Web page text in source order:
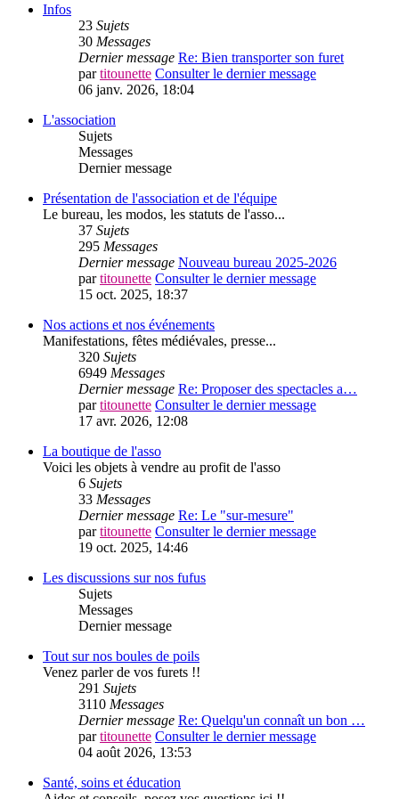
Infos
23 Sujets
30 Messages
Dernier message Re: Bien transporter son furet
partitounette Consulter le dernier message
06 janv. 2026, 18:04
L'association
Sujets
Messages
Dernier message
Présentation de l'association et de l'équipe
Le bureau, les modos, les statuts de l'asso...
37 Sujets
295 Messages
Dernier message Nouveau bureau 2025-2026
partitounette Consulter le dernier message
15 oct. 2025, 18:37
Nos actions et nos événements
Manifestations, fêtes médiévales, presse...
320 Sujets
6949 Messages
Dernier message Re: Proposer des spectacles a…
partitounette Consulter le dernier message
17 avr. 2026, 12:08
La boutique de l'asso
Voici les objets à vendre au profit de l'asso
6 Sujets
33 Messages
Dernier message Re: Le "sur-mesure"
partitounette Consulter le dernier message
19 oct. 2025, 14:46
Les discussions sur nos fufus
Sujets
Messages
Dernier message
Tout sur nos boules de poils
Venez parler de vos furets !!
291 Sujets
3110 Messages
Dernier message Re: Quelqu'un connaît un bon …
partitounette Consulter le dernier message
04 août 2026, 13:53
Santé, soins et éducation